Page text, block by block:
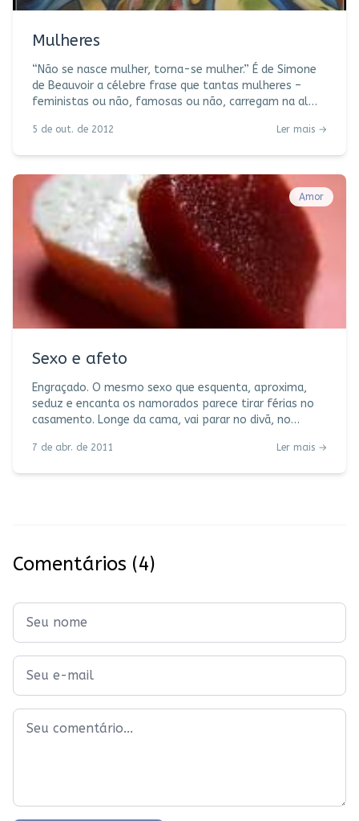
Mulheres
“Não se nasce mulher, torna-se mulher.” É de Simone
de Beauvoir a célebre frase que tantas mulheres –
feministas ou não, famosas ou não, carregam na alma
estará toda a sua poesia em movimento – olhos,
ali estará sua vida inteira em paralisia ou movimento –
suas escolhas, seus medos, vontades, desejos, delírios,
alucinações mais ch
5 de out. de 2012 Ler mais →
Amor
Sexo e afeto
Engraçado. O mesmo sexo que esquenta, aproxima,
seduz e encanta os namorados parece tirar férias no
casamento. Longe da cama, vai parar no divã, no
entre os amigos. E o que era pra ser prazer vira queixa.
7 de abr. de 2011 Ler mais →
Comentários (4)